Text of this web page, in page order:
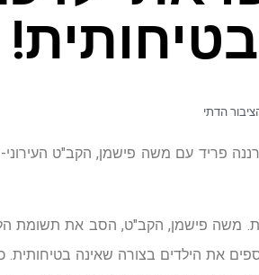
הדתי
פריד עם משה פישמן, הקב"ט העירוני-
משה פישמן, הקב"ט, הסב את תשומת
את הילדים בצורה שאינה בטיחותית.